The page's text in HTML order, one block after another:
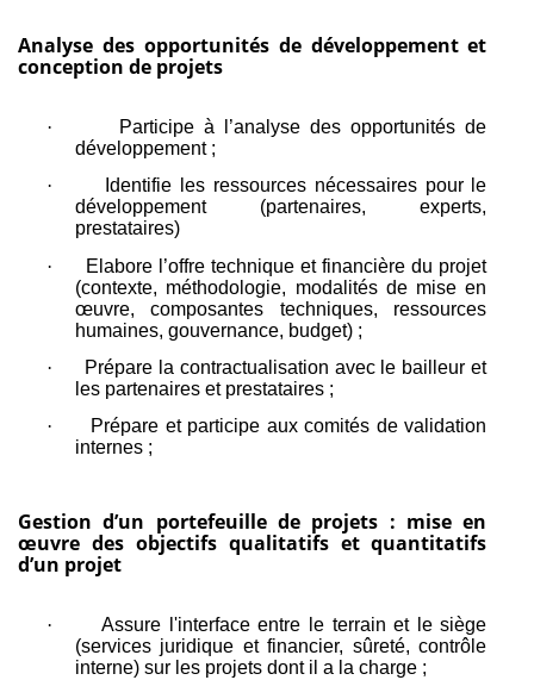
Analyse des opportunités de développement et
conception de projets
·
Participe à l’analyse des opportunités de
développement ;
·
Identifie les ressources nécessaires pour le
développement (partenaires, experts,
prestataires)
·
Elabore l’offre technique et financière du projet
(contexte, méthodologie, modalités de mise en
œuvre, composantes techniques, ressources
humaines, gouvernance, budget) ;
·
Prépare la contractualisation avec le bailleur et
les partenaires et prestataires ;
·
Prépare et participe aux comités de validation
internes ;
Gestion d’un portefeuille de projets : mise en
œuvre des objectifs qualitatifs et quantitatifs
d’un projet
·
Assure l'interface entre le terrain et le siège
(services juridique et financier, sûreté, contrôle
interne) sur les projets dont il a la charge ;